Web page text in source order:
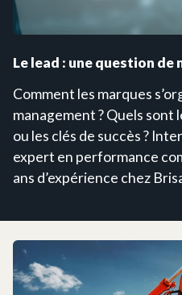
Le lead : une question
Comment les marques
management ? Quels sont
ou les clés de succès ?
expert en performance
ans d’expérience chez